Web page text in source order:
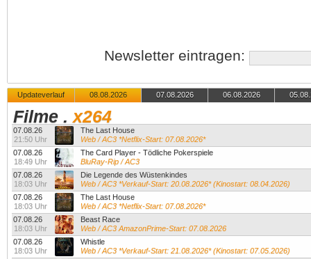
Newsletter eintragen:
Updateverlauf 08.08.2026 07.08.2026 06.08.2026
Filme . x264
07.08.26
21:50 Uhr
The Last House
Web / AC3 *Netflix-Start: 07.08.2026*
07.08.26
18:49 Uhr
The Card Player - Tödliche Pokerspiele
BluRay-Rip / AC3
07.08.26
18:03 Uhr
Die Legende des Wüstenkindes
Web / AC3 *Verkauf-Start: 20.08.2026* (Kinostart: 08.04.2026)
07.08.26
18:03 Uhr
The Last House
Web / AC3 *Netflix-Start: 07.08.2026*
07.08.26
18:03 Uhr
Beast Race
Web / AC3 AmazonPrime-Start: 07.08.2026
07.08.26
18:03 Uhr
Whistle
Web / AC3 *Verkauf-Start: 21.08.2026* (Kinostart: 07.05.2026)